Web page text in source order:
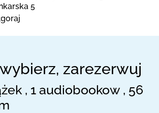
5
zarezerwuj
, 1 audiobookow , 56